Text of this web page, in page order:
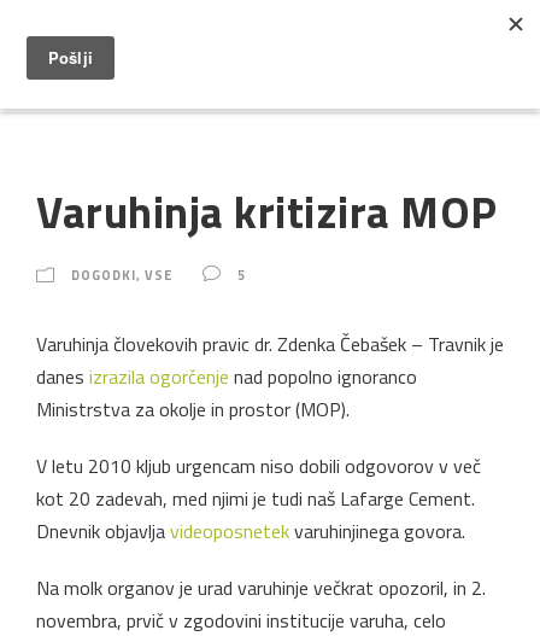
Varuhinja kritizira MOP
DOGODKI, VSE 5
Varuhinja človekovih pravic dr. Zdenka Čebašek – Travnik je
danes izrazila ogorčenje nad popolno ignoranco
Ministrstva za okolje in prostor (MOP).
V letu 2010 kljub urgencam niso dobili odgovorov v več
kot 20 zadevah, med njimi je tudi naš Lafarge Cement.
Dnevnik objavljavideoposnetekvaruhinjinega govora.
Na molk organov je urad varuhinje večkrat opozoril, in 2.
novembra, prvič v zgodovini institucije varuha, celo